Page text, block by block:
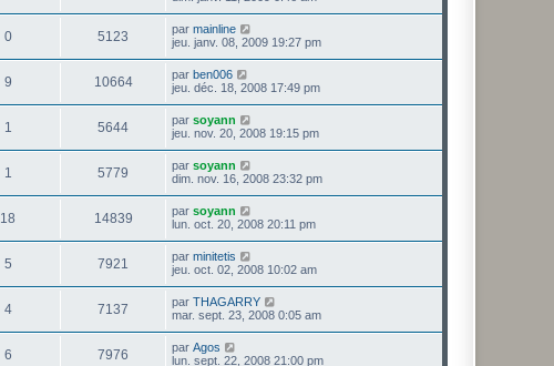
0 5123 par mainline
jeu. janv. 08, 2009 19:27 pm
9 10664 par ben006
jeu. déc. 18, 2008 17:49 pm
1 5644 par soyann
jeu. nov. 20, 2008 19:15 pm
1 5779 par soyann
dim. nov. 16, 2008 23:32 pm
18 14839 par soyann
lun. oct. 20, 2008 20:11 pm
5 7921 par minitetis
jeu. oct. 02, 2008 10:02 am
4 7137 par THAGARRY
mar. sept. 23, 2008 0:05 am
6 7976 par Agos
lun. sept. 22, 2008 21:00 pm